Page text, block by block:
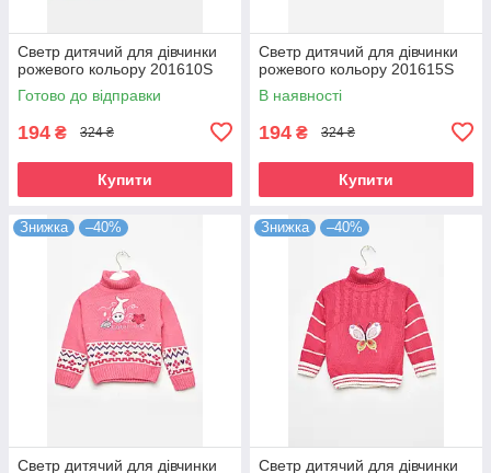
Светр дитячий для дівчинки
рожевого кольору 201610S
Готово до відправки
194 ₴ 324 ₴
Купити
Светр дитячий для дівчинки
рожевого кольору 201615S
В наявності
194 ₴ 324 ₴
Купити
Знижка –40%
Светр дитячий для дівчинки
Знижка –40%
Светр дитячий для дівчинки